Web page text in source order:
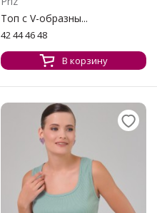
Топ с V-образны...
42 44 46 48
В корзину